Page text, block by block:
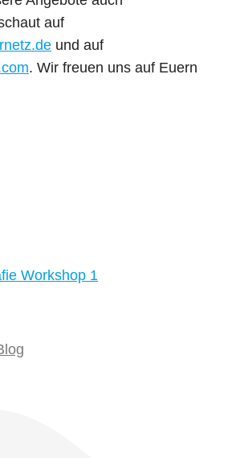
auf
und auf
. Wir freuen uns auf Euern